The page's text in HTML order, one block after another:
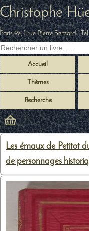
Christophe
Paris 9e, 1 rue Pierre Semard-
Accueil
Thèmes
Recherche
Les émaux de Petitot
de personnages